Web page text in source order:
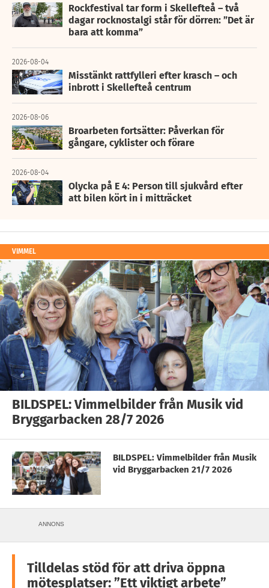
Rockfestival tar form i Skellefteå – två
dagar rocknostalgi står för dörren: ”Det är
bara att komma”
2026-08-04
Misstänkt rattfylleri efter krasch – och
inbrott i Skellefteå centrum
2026-08-06
Broarbeten fortsätter: Påverkan för
gångare, cyklister och förare
2026-08-04
Olycka på E 4: Person till sjukvård efter
att bilen kört in i mitträcket
VIMMEL
BILDSPEL: Vimmelbilder från Musik vid
Bryggarbacken 28/7 2026
BILDSPEL: Vimmelbilder från Musik
vid Bryggarbacken 21/7 2026
ANNONS
Tilldelas stöd för att driva öppna
mötesplatser: ”Ett viktigt arbete”